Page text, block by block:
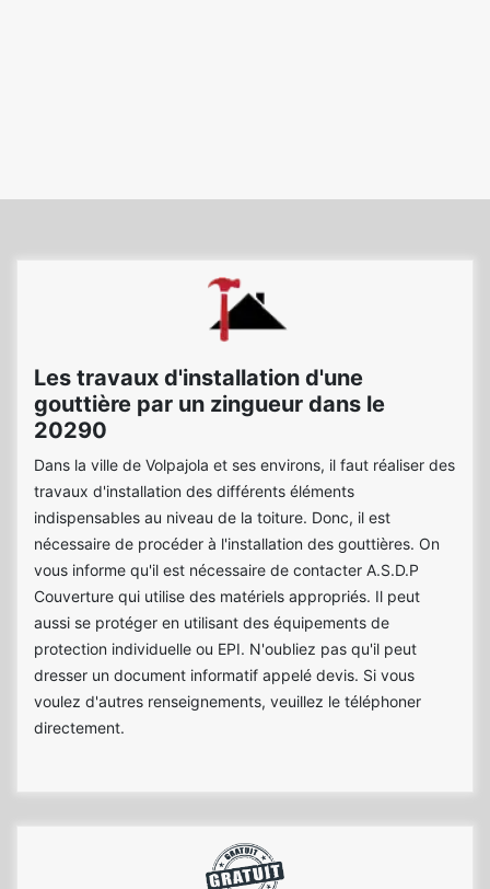
Les travaux d'installation d'une
gouttière par un zingueur dans le
20290
Dans la ville de Volpajola et ses environs, il faut réaliser des
travaux d'installation des différents éléments
indispensables au niveau de la toiture. Donc, il est
nécessaire de procéder à l'installation des gouttières. On
vous informe qu'il est nécessaire de contacter A.S.D.P
Couverture qui utilise des matériels appropriés. Il peut
aussi se protéger en utilisant des équipements de
protection individuelle ou EPI. N'oubliez pas qu'il peut
dresser un document informatif appelé devis. Si vous
voulez d'autres renseignements, veuillez le téléphoner
directement.